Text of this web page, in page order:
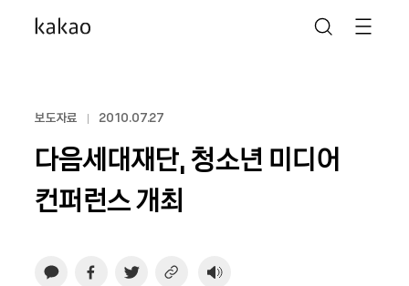
보도자료 2010.07.27
다음세대재단, 청소년 미디어
컨퍼런스 개최